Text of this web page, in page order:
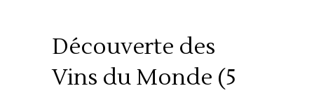
Découverte des
Vins du Monde (5